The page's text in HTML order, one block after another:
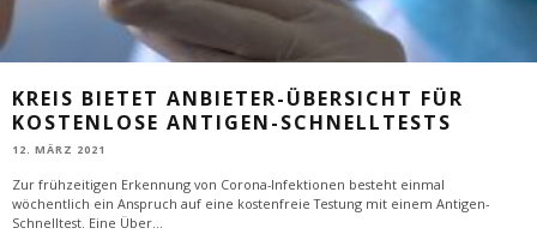
KREIS BIETET ANBIETER-ÜBERSICHT FÜR
KOSTENLOSE ANTIGEN-SCHNELLTESTS
12. MÄRZ 2021
Zur frühzeitigen Erkennung von Corona-Infektionen besteht einmal
wöchentlich ein Anspruch auf eine kostenfreie Testung mit einem Antigen-
Schnelltest. Eine Über...